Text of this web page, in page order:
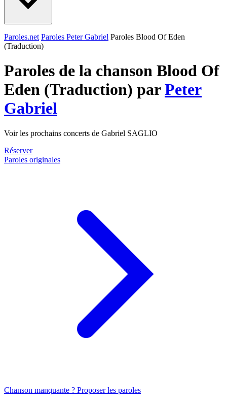
Paroles.net Paroles Peter Gabriel Paroles Blood Of Eden
(Traduction)
Paroles de la chanson Blood Of
Eden (Traduction) parPeter
Gabriel
Voir les prochains concerts de Gabriel SAGLIO
Réserver
Paroles originales
Chanson manquante ? Proposer les paroles